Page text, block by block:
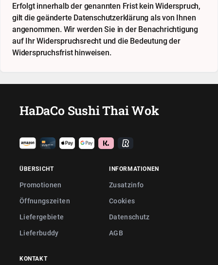
Erfolgt innerhalb der genannten Frist kein Widerspruch,
gilt die geänderte Datenschutzerklärung als von Ihnen
angenommen. Wir werden Sie in der Benachrichtigung
auf Ihr Widerspruchsrecht und die Bedeutung der
Widerspruchsfrist hinweisen.
HaDaCo Sushi Thai Wok
ÜBERSICHT
Promotionen
Öffnungszeiten
Liefergebiete
Lieferbuddy
INFORMATIONEN
Zusatzinfo
Cookies
Datenschutz
AGB
KONTAKT